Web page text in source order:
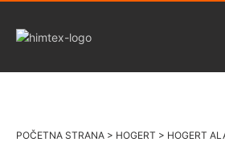
POČETNA STRANA > HOGERT > HOGERT